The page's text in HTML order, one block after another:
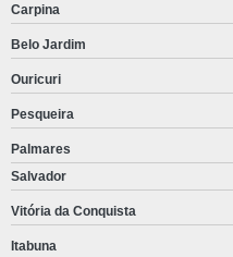
Carpina
Belo Jardim
Ouricuri
Pesqueira
Palmares
Salvador
Vitória da Conquista
Itabuna